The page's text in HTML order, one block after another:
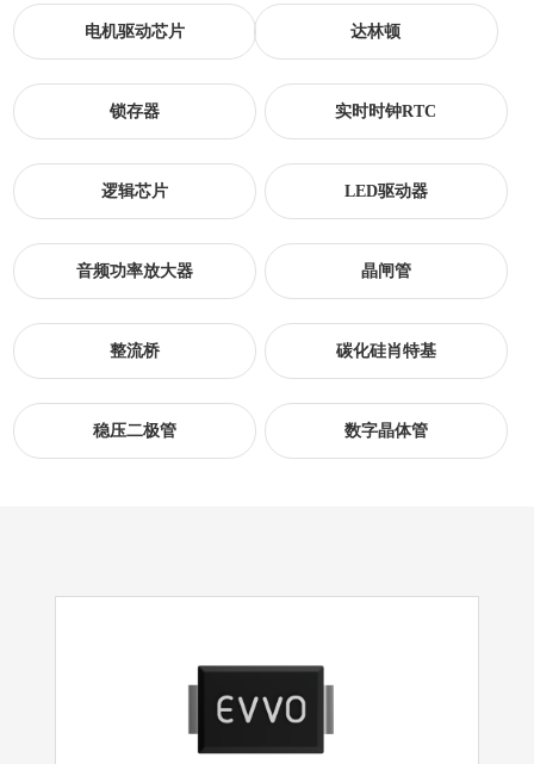
电机驱动芯片 达林顿
锁存器 实时时钟RTC
逻辑芯片 LED驱动器
音频功率放大器 晶闸管
整流桥 碳化硅肖特基
稳压二极管 数字晶体管